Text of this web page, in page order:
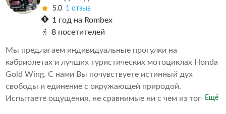
воспоминания о поездке.
5.0 1 отзыв
1 год на Rombex
8 посетителей
Мы предлагаем индивидуальные прогулки на
кабриолетах и лучших туристических мотоциклах Honda
Gold Wing. С нами Вы почувствуете истинный дух
свободы и единение с окружающей природой.
Испытаете ощущения, не сравнимые ни с чем из того,Ещё